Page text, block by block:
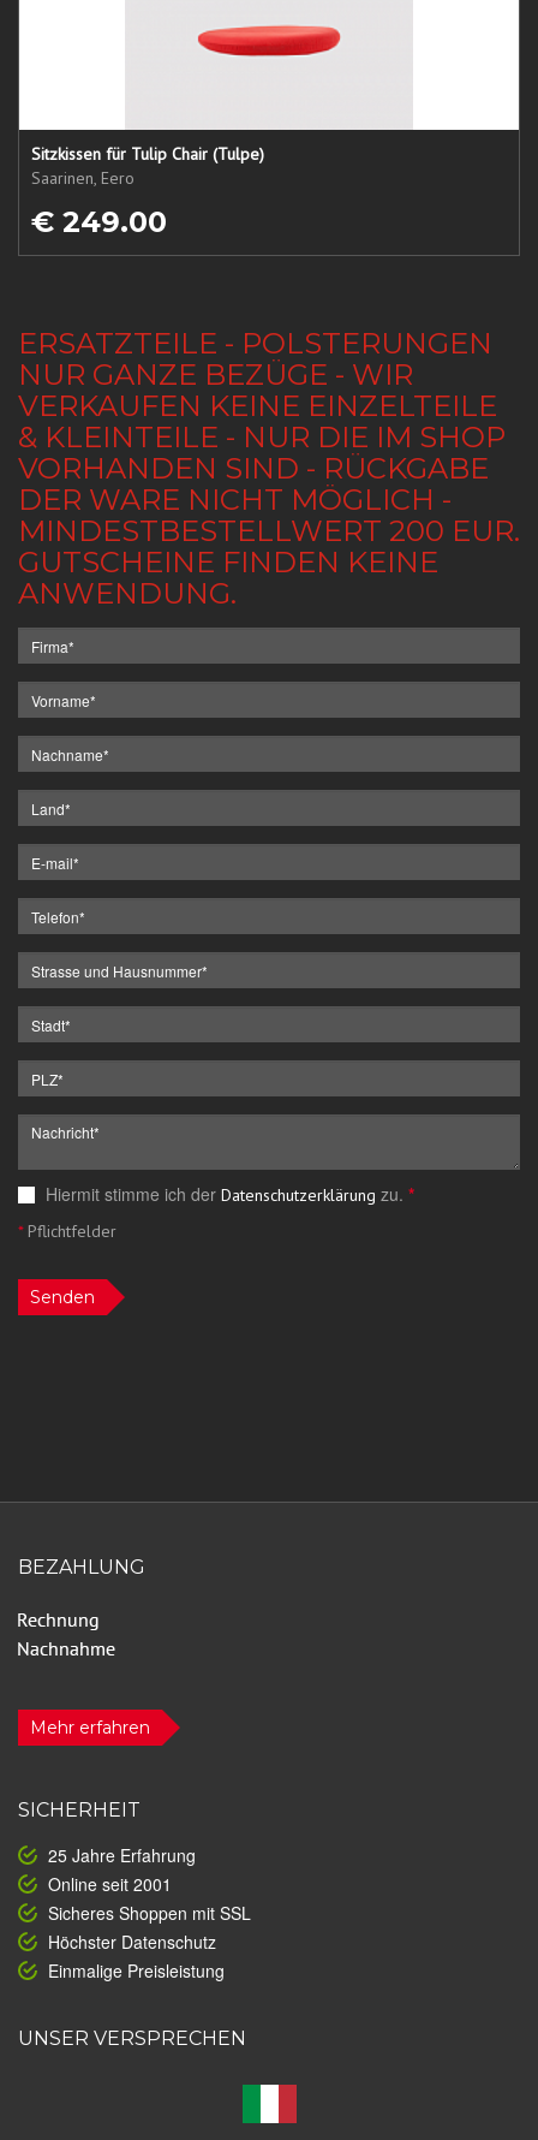
Sitzkissen für Tulip Chair (Tulpe)
Saarinen, Eero
€ 249.00
ERSATZTEILE - POLSTERUNGEN
NUR GANZE BEZÜGE - WIR
VERKAUFEN KEINE EINZELTEILE
& KLEINTEILE - NUR DIE IM SHOP
VORHANDEN SIND - RÜCKGABE
DER WARE NICHT MÖGLICH -
MINDESTBESTELLWERT 200 EUR.
GUTSCHEINE FINDEN KEINE
ANWENDUNG.
Hiermit stimme ich der Datenschutzerklärung zu. *
*Pflichtfelder
Senden
BEZAHLUNG
Mehr erfahren
SICHERHEIT
25 Jahre Erfahrung
Online seit 2001
Sicheres Shoppen mit SSL
Höchster Datenschutz
Einmalige Preisleistung
UNSER VERSPRECHEN